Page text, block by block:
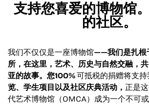
支持您喜爱的博物馆
的社区。
我们不仅仅是一座博物馆——我们是扎根
所，在这里，艺术、历史与自然交融，
亚的故事。您100%可抵税的捐赠将支持
览、学生项目以及社区庆典活动， 正是
代艺术博物馆（OMCA）成为一个不可